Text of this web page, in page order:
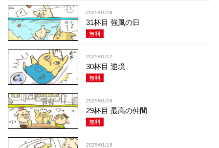
2025/01/18
31杯目 強風の日
無料
2025/01/17
30杯目 逆境
無料
2025/01/16
29杯目 最高の仲間
無料
2025/01/15